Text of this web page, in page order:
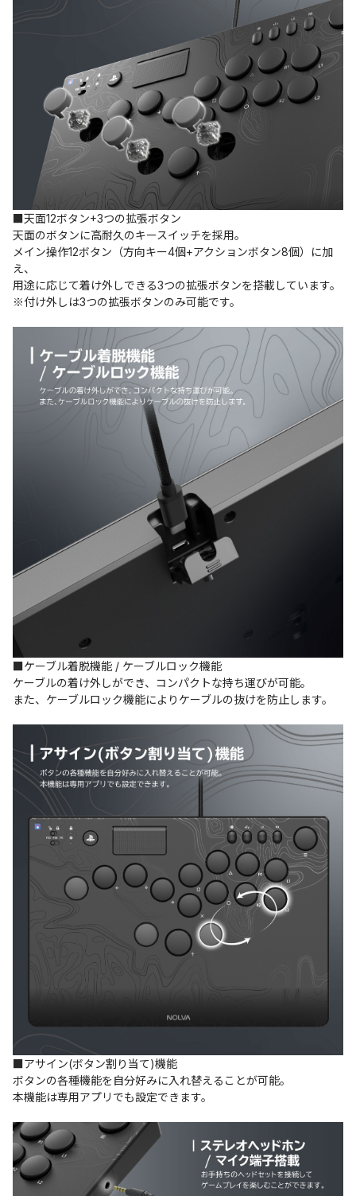
■天面12ボタン+3つの拡張ボタン
天面のボタンに高耐久のキースイッチを採用。
メイン操作12ボタン（方向キー4個+アクションボタン8個）に加
え、
用途に応じて着け外しできる3つの拡張ボタンを搭載しています。
※付け外しは3つの拡張ボタンのみ可能です。
■ケーブル着脱機能 / ケーブルロック機能
ケーブルの着け外しができ、コンパクトな持ち運びが可能。
また、ケーブルロック機能によりケーブルの抜けを防止します。
■アサイン(ボタン割り当て)機能
ボタンの各種機能を自分好みに入れ替えることが可能。
本機能は専用アプリでも設定できます。